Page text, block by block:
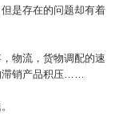
是存在的问题却有着
物流，货物调配的速
滞销产品积压……